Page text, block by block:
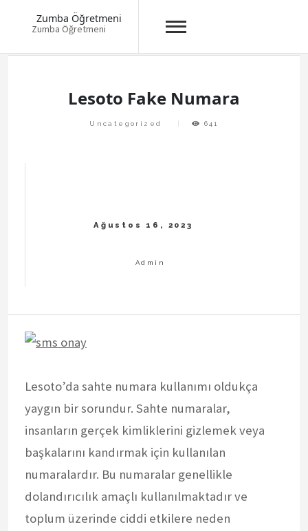
Zumba Öğretmeni
Zumba Öğretmeni
Lesoto Fake Numara
Uncategorized 641
Lesoto’da sahte numara kullanımı oldukça
yaygın bir sorundur. Sahte numaralar,
insanların gerçek kimliklerini gizlemek veya
başkalarını kandırmak için kullanılan
numaralardır. Bu numaralar genellikle
dolandırıcılık amaçlı kullanılmaktadır ve
toplum üzerinde ciddi etkilere neden